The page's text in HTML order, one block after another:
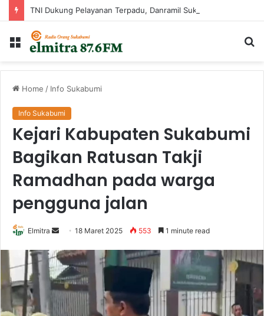
Menu
Home / Info Sukabumi
Info Sukabumi
Kejari Kabupaten Sukabumi
Bagikan Ratusan Takji
Ramadhan pada warga
pengguna jalan
Elmitra
Send
email
18 Maret 2025 553 1 minute read